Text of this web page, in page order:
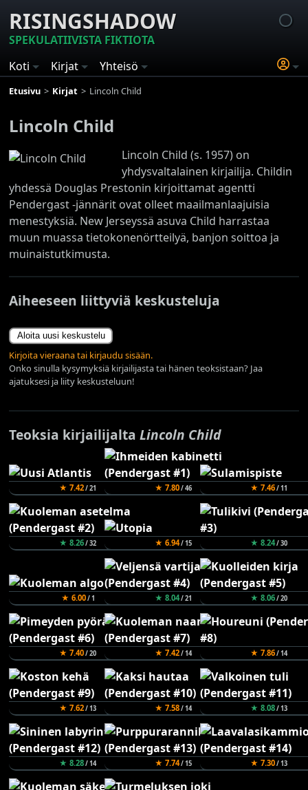
RISINGSHADOW
SPEKULATIIVISTA FIKTIOTA
Koti
Kirjat Yhteisö
Etusivu Kirjat Lincoln Child
Lincoln Child
Lincoln Child (s. 1957) on
yhdysvaltalainen kirjailija. Childin
yhdessä Douglas Prestonin kirjoittamat agentti
Pendergast -jännärit ovat olleet maailmanlaajuisia
menestyksiä. New Jerseyssä asuva Child harrastaa
muun muassa tietokonenörtteilyä, banjon soittoa ja
muinaistutkimusta.
Aiheeseen liittyviä keskusteluja
Aloita uusi keskustelu
Kirjoita vieraana tai kirjaudu sisään.
Onko sinulla kysymyksiä kirjailijasta tai hänen teoksistaan? Jaa
ajatuksesi ja liity keskusteluun!
Teoksia kirjailijaltaLincoln Child
★ 7.42/ 21 ★ 7.80/ 46 ★ 7.46/ 11
★ 8.26/ 32 ★ 6.94/ 15 ★ 8.24/ 30
★ 6.00/ 1 ★ 8.04/ 21 ★ 8.06/ 20
★ 7.40/ 20 ★ 7.42/ 14 ★ 7.86/ 14
★ 7.62/ 13 ★ 7.58/ 14 ★ 8.08/ 13
★ 8.28/ 14 ★ 7.74/ 15 ★ 7.30/ 13